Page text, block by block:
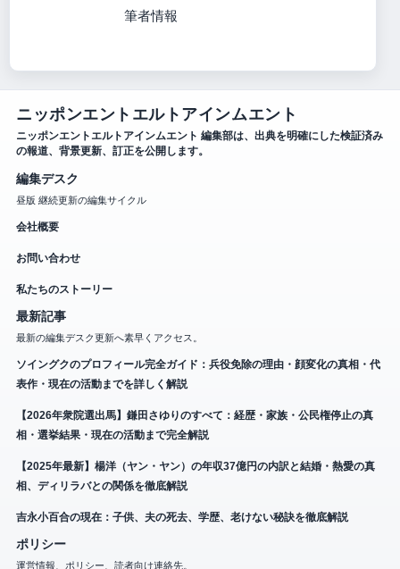
筆者情報
ニッポンエントエルトアインムエント
ニッポンエントエルトアインムエント 編集部は、出典を明確にした検証済み
の報道、背景更新、訂正を公開します。
編集デスク
昼版 継続更新の編集サイクル
会社概要
お問い合わせ
私たちのストーリー
最新記事
最新の編集デスク更新へ素早くアクセス。
ソイングクのプロフィール完全ガイド：兵役免除の理由・顔変化の真相・代
表作・現在の活動までを詳しく解説
【2026年衆院選出馬】鎌田さゆりのすべて：経歴・家族・公民権停止の真
相・選挙結果・現在の活動まで完全解説
【2025年最新】楊洋（ヤン・ヤン）の年収37億円の内訳と結婚・熱愛の真
相、ディリラバとの関係を徹底解説
吉永小百合の現在：子供、夫の死去、学歴、老けない秘訣を徹底解説
ポリシー
運営情報、ポリシー、読者向け連絡先。